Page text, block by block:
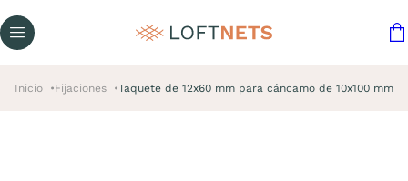
Inicio Fijaciones Taquete de 12x60 mm para cáncamo de 10x100 mm